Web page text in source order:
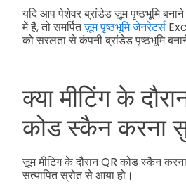
यदि आप पेशेवर ब्रांडेड ज़ूम पृष्ठभूमि
में हैं, तो समर्पितज़ूम पृष्ठभूमि जेनरेटर्स
को सरलता से कंपनी ब्रांडेड पृष्ठभूमि
क्या मीटिंग के
कोड स्कैन करना
ज़ूम मीटिंग के दौरान QR कोड स्कैन
सत्यापित स्रोत से आया हो।